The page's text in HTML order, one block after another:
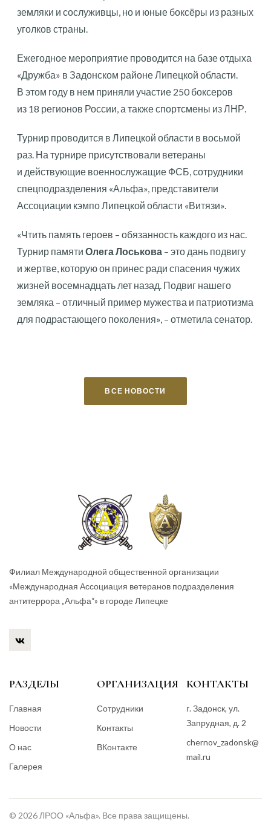
земляки и сослуживцы, но и юные боксёры из разных
уголков страны.
Ежегодное мероприятие проводится на базе отдыха
«Дружба» в Задонском районе Липецкой области.
В этом году в нем приняли участие 250 боксеров
из 18 регионов России, а также спортсмены из ЛНР.
Турнир проводится в Липецкой области в восьмой
раз. На турнире присутствовали ветераны
и действующие военнослужащие ФСБ, сотрудники
спецподразделения «Альфа», представители
Ассоциации кэмпо Липецкой области «Витязи».
«Чтить память героев – обязанность каждого из нас.
Турнир памяти Олега Лоськова – это дань подвигу
и жертве, которую он принес ради спасения чужих
жизней восемнадцать лет назад. Подвиг нашего
земляка – отличный пример мужества и патриотизма
для подрастающего поколения», – отметила сенатор.
ВСЕ НОВОСТИ
Филиал Международной общественной организации
«Международная Ассоциация ветеранов подразделения
антитеррора „Альфа“» в городе Липецке
РАЗДЕЛЫ
Главная
Новости
О нас
Галерея
ОРГАНИЗАЦИЯ
Сотрудники
Контакты
ВКонтакте
КОНТАКТЫ
г. Задонск, ул.
Запрудная, д. 2
chernov_zadonsk@
mail.ru
© 2026 ЛРОО «Альфа». Все права защищены.